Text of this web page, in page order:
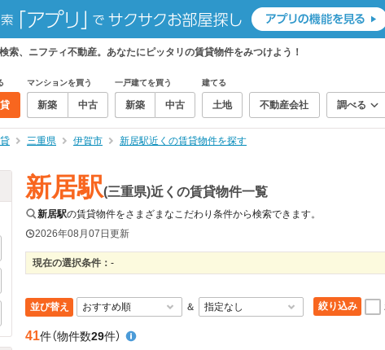
索、ニフティ不動産。あなたにピッタリの賃貸物件をみつけよう！
マンションを買う
新築 中古
一戸建てを買う
新築 中古
建てる
土地 不動産会社 調べる
三重県 伊賀市 新居駅近くの賃貸物件を探す
新居駅(三重県)近くの賃貸物件一覧
新居駅の賃貸物件をさまざまなこだわり条件から検索できます。
2026年08月07日更新
現在の選択条件： -
並び替え ＆ 絞り込み
41件（物件数29件）